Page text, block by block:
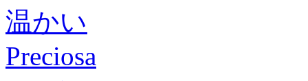
温かい
Preciosa